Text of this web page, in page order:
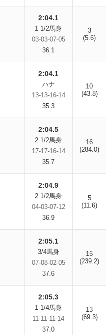
2:04.1
1 1/2馬身
03-03-07-05
36.1
3
(5.6)
2:04.1
ハナ
13-13-16-14
35.3
10
(43.8)
2:04.5
2 1/2馬身
17-17-16-14
35.7
16
(284.0)
2:04.9
2 1/2馬身
04-03-07-12
36.9
5
(11.6)
2:05.1
3/4馬身
07-08-02-05
37.6
15
(239.2)
2:05.3
1 1/4馬身
11-11-11-14
37.0
13
(69.3)